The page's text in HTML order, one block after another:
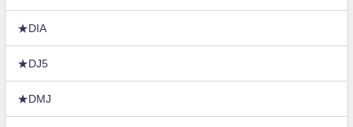
★DIA
★DJ5
★DMJ